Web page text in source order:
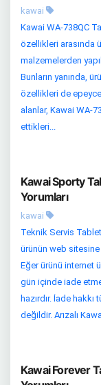
kawai
Kawai WA-738QC
özellikleri arasında
malzemelerden
Bunların yanında,
özellikleri de
alanlar, Kawai WA-
ettikleri...
Kawai Sporty
Yorumları
kawai
Teknik Servis
ürünün web
Eğer ürünü internet
gün içinde iade
hazırdır. İade
değildir. Arızalı
Kawai Forever